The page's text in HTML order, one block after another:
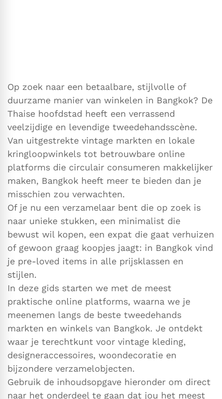
Op zoek naar een betaalbare, stijlvolle of
duurzame manier van winkelen in Bangkok? De
Thaise hoofdstad heeft een verrassend
veelzijdige en levendige tweedehandsscène.
Van uitgestrekte vintage markten en lokale
kringloopwinkels tot betrouwbare online
platforms die circulair consumeren makkelijker
maken, Bangkok heeft meer te bieden dan je
misschien zou verwachten.
Of je nu een verzamelaar bent die op zoek is
naar unieke stukken, een minimalist die
bewust wil kopen, een expat die gaat verhuizen
of gewoon graag koopjes jaagt: in Bangkok vind
je pre-loved items in alle prijsklassen en
stijlen.
In deze gids starten we met de meest
praktische online platforms, waarna we je
meenemen langs de beste tweedehands
markten en winkels van Bangkok. Je ontdekt
waar je terechtkunt voor vintage kleding,
designeraccessoires, woondecoratie en
bijzondere verzamelobjecten.
Gebruik de inhoudsopgave hieronder om direct
naar het onderdeel te gaan dat jou het meest